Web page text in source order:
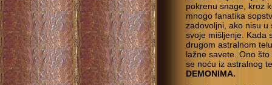
pokrenu snage, kroz
mnogo fanatika
zadovoljni, ako nisu
svoje mišljenje. Kada
drugom astralnom
lažne savete. Ono
se noću iz astralnog
DEMONIMA.